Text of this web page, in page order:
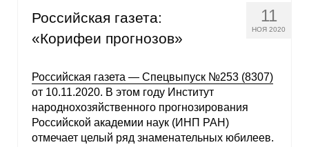
11
НОЯ 2020
Российская газета:
«Корифеи прогнозов»
Российская газета — Спецвыпуск №253 (8307)
от 10.11.2020. В этом году Институт
народнохозяйственного прогнозирования
Российской академии наук (ИНП РАН)
отмечает целый ряд знаменательных юбилеев.